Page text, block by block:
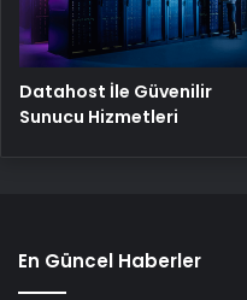
Datahost İle Güvenilir
Sunucu Hizmetleri
En Güncel Haberler